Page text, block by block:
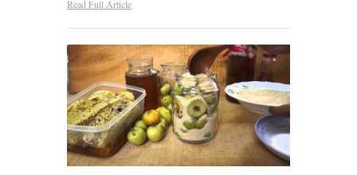
Read Full Article